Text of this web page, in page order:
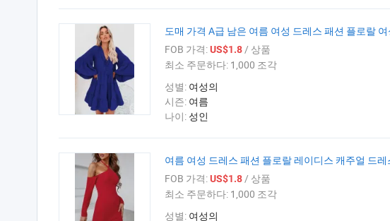
도매 가격 A급 남은 여름 여성 드레스 패션 플로랄
FOB 가격:US$1.8/ 상품
최소 주문하다: 1,000 조각
성별: 여성의
시즌: 여름
나이: 성인
여름 여성 드레스 패션 플로랄 레이디스 캐주얼 드
FOB 가격:US$1.8/ 상품
최소 주문하다: 1,000 조각
성별: 여성의